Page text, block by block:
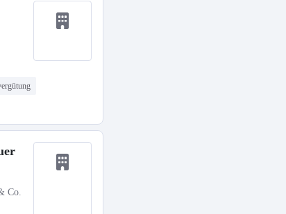
Co.